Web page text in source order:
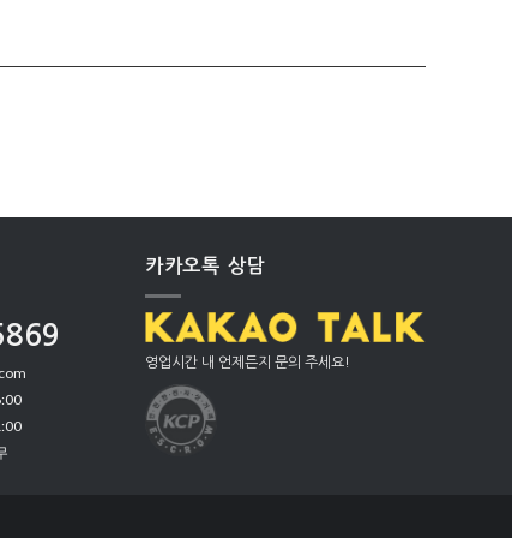
카카오톡 상담
영업시간 내 언제든지 문의 주세요!